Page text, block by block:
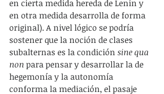
en cierta medida hereda de Lenin y
en otra medida desarrolla de forma
original). A nivel lógico se podría
sostener que la noción de clases
subalternas es la condición sine qua
non para pensar y desarrollar la de
hegemonía y la autonomía
conforma la mediación, el pasaje